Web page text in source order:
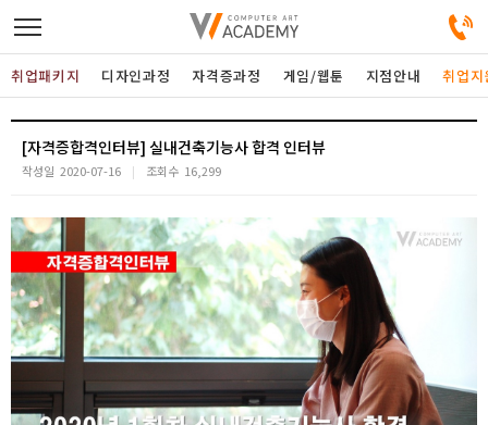
디자인정규과정
게임과정
자격증과정
커뮤니티
취업패키지 디자인과정 자격증과정 게임/웹툰 지점안내 취업
[자격증합격인터뷰] 실내건축기능사 합격 인터뷰
작성일 2020-07-16 조회수 16,299